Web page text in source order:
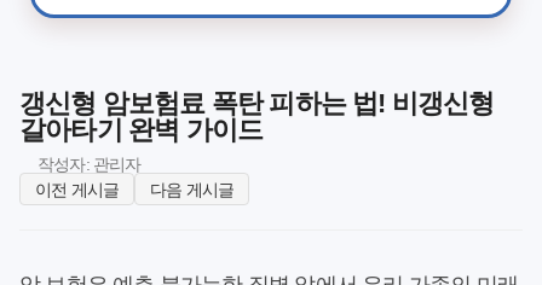
갱신형 암보험료 폭탄 피하는 법! 비갱신형
갈아타기 완벽 가이드
작성자: 관리자
이전 게시글
다음 게시글